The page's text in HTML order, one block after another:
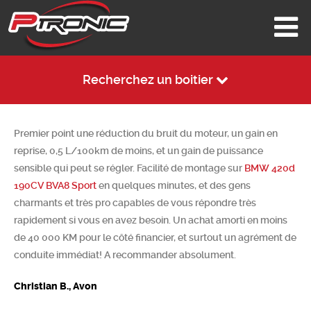
Recherchez un boitier
Premier point une réduction du bruit du moteur, un gain en
reprise, 0,5 L/100km de moins, et un gain de puissance
sensible qui peut se régler. Facilité de montage sur BMW 420d
190CV BVA8 Sporten quelques minutes, et des gens
charmants et très pro capables de vous répondre très
rapidement si vous en avez besoin. Un achat amorti en moins
de 40 000 KM pour le côté financier, et surtout un agrément de
conduite immédiat! A recommander absolument.
Christian B., Avon